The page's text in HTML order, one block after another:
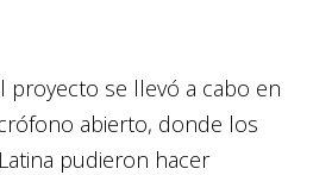
proyecto se llevó a cabo en
abierto, donde los
pudieron hacer